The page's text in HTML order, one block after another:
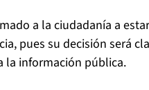
a la ciudadanía a
pues su decisión será
la información pública.